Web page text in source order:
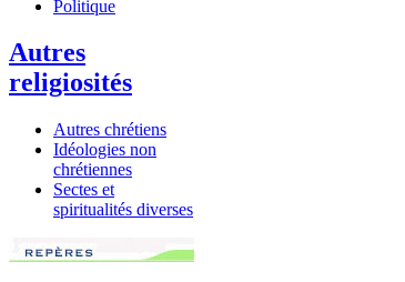
Politique
Autres
religiosités
Autres chrétiens
Idéologies non
chrétiennes
Sectes et
spiritualités diverses